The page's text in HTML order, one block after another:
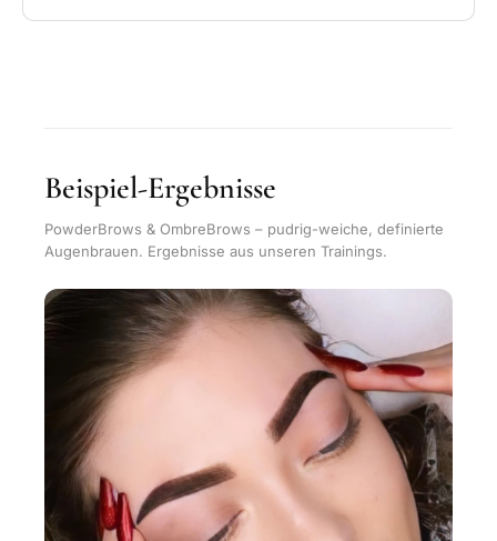
Beispiel-Ergebnisse
PowderBrows & OmbreBrows – pudrig-weiche, definierte
Augenbrauen. Ergebnisse aus unseren Trainings.